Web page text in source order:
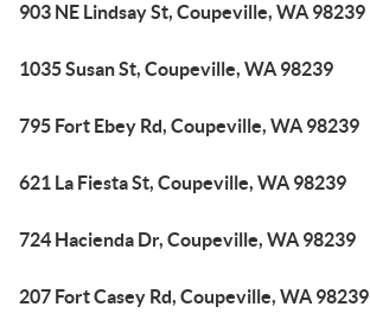
903 NE Lindsay St, Coupeville, WA 98239
1035 Susan St, Coupeville, WA 98239
795 Fort Ebey Rd, Coupeville, WA 98239
621 La Fiesta St, Coupeville, WA 98239
724 Hacienda Dr, Coupeville, WA 98239
207 Fort Casey Rd, Coupeville, WA 98239